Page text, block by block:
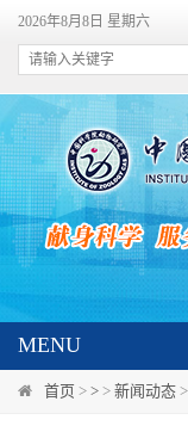
2026年8月8日 星期六
MENU
首页 > > > 新闻动态 >